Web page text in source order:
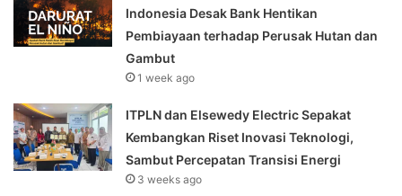
Indonesia Desak Bank Hentikan
Pembiayaan terhadap Perusak Hutan dan
Gambut
1 week ago
ITPLN dan Elsewedy Electric Sepakat
Kembangkan Riset Inovasi Teknologi,
Sambut Percepatan Transisi Energi
3 weeks ago